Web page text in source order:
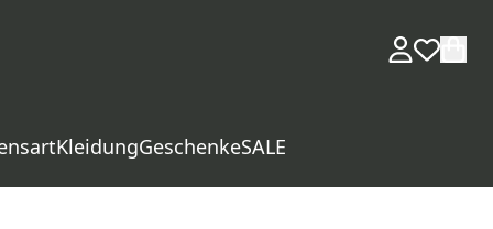
KleidungGeschenkeSALE